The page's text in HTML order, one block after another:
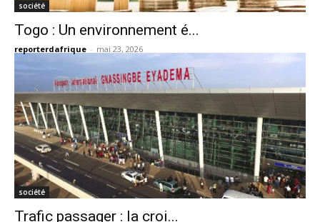
société
Togo : Un environnement é...
reporterdafrique - mai 23, 2026
société
Trafic passager : la croi...